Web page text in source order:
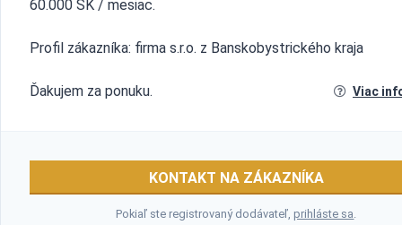
60.000 SK / mesiac.
Profil zákazníka: firma s.r.o. z Banskobystrického kraja
Ďakujem za ponuku. Viac
KONTAKT NA ZÁKAZNÍKA
Pokiaľ ste registrovaný dodávateľ,prihláste sa.